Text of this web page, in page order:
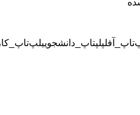
لپتاپ_دانشجویی